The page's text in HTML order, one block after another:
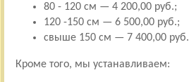
80 - 120 см — 4 200,00 руб.;
120 -150 см — 6 500,00 руб.;
свыше 150 см — 7 400,00 руб.
Кроме того, мы устанавливаем: